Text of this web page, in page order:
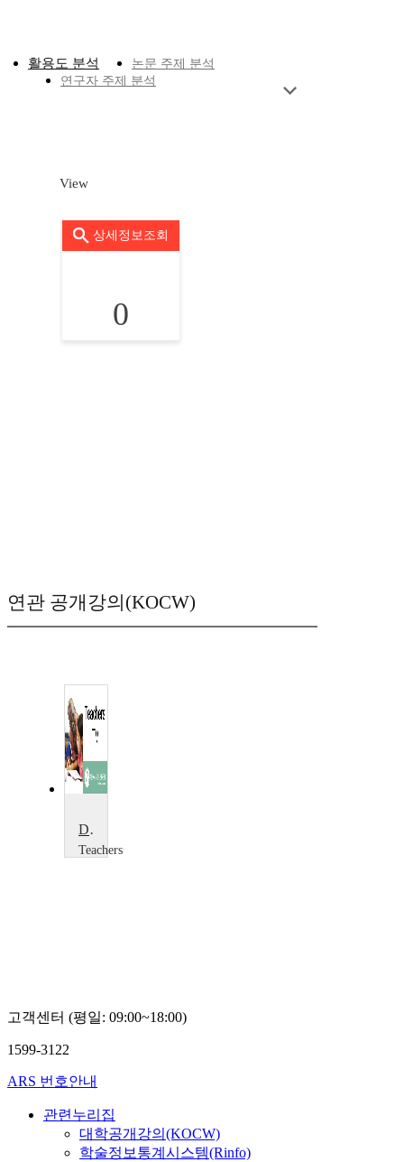
활용도 분석
논문 주제 분석
연구자 주제 분석
View
상세정보조회
0
연관 공개강의(KOCW)
Dry Ice: The Magnesium Sandwich
Teachers
고객센터 (평일: 09:00~18:00)
1599-3122
ARS 번호안내
관련누리집
대학공개강의(KOCW)
학술정보통계시스템(Rinfo)